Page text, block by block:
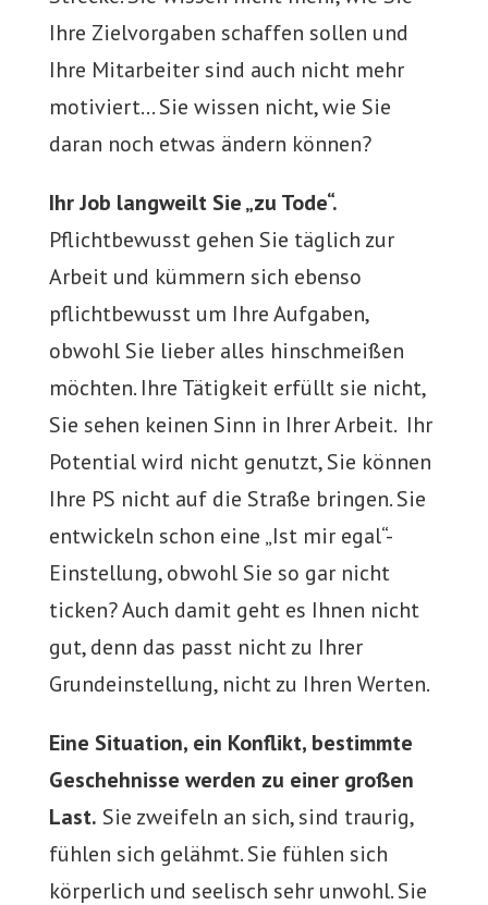
Ihre Zielvorgaben schaffen sollen und
Ihre Mitarbeiter sind auch nicht mehr
motiviert… Sie wissen nicht, wie Sie
daran noch etwas ändern können?
Ihr Job langweilt Sie „zu Tode“.
Pflichtbewusst gehen Sie täglich zur
Arbeit und kümmern sich ebenso
pflichtbewusst um Ihre Aufgaben,
obwohl Sie lieber alles hinschmeißen
möchten. Ihre Tätigkeit erfüllt sie nicht,
Sie sehen keinen Sinn in Ihrer Arbeit. Ihr
Potential wird nicht genutzt, Sie können
Ihre PS nicht auf die Straße bringen. Sie
entwickeln schon eine „Ist mir egal“-
Einstellung, obwohl Sie so gar nicht
ticken? Auch damit geht es Ihnen nicht
gut, denn das passt nicht zu Ihrer
Grundeinstellung, nicht zu Ihren Werten.
Eine Situation, ein Konflikt, bestimmte
Geschehnisse werden zu einer großen
Last. Sie zweifeln an sich, sind traurig,
fühlen sich gelähmt. Sie fühlen sich
körperlich und seelisch sehr unwohl. Sie